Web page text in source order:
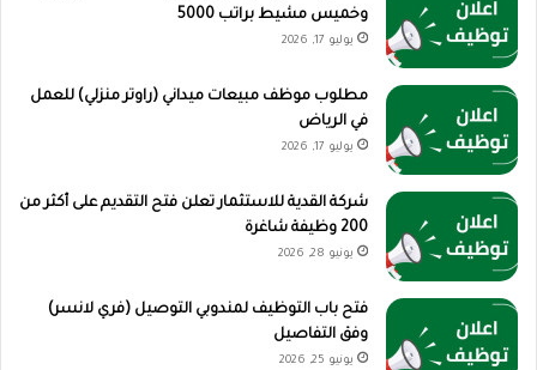
وخميس مشيط براتب 5000
يوليو 17, 2026
مطلوب موظف مبيعات ميداني (راوتر منزلي) للعمل
في الرياض
يوليو 17, 2026
شركة القدية للاستثمار تعلن فتح التقديم على أكثر من
200 وظيفة شاغرة
يونيو 28, 2026
فتح باب التوظيف لمندوبي التوصيل (فري لانسر)
وفق التفاصيل
يونيو 25, 2026